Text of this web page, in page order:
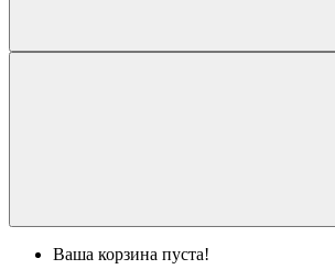
Ваша корзина пуста!